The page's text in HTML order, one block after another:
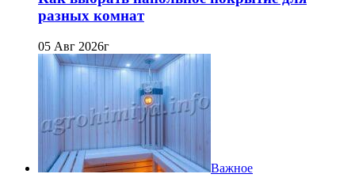
разных комнат
05 Авг 2026г
Важное